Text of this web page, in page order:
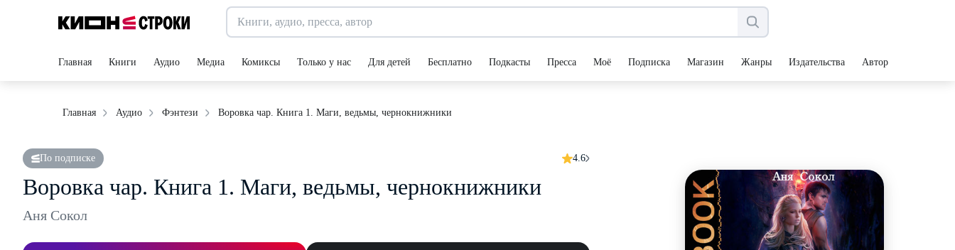
Главная Книги Аудио Медиа Комиксы Только у нас Для детей Бесплатно Подкасты Пресса Моё Подписка Магазин Жанры Издательства Авторы
Главная Аудио Фэнтези Воровка чар. Книга 1. Маги, ведьмы, чернокнижники
По подписке 4.6
Воровка чар. Книга 1. Маги, ведьмы, чернокнижники
Аня Сокол